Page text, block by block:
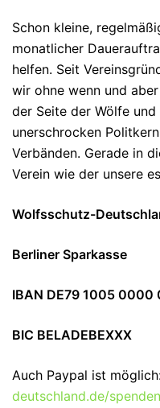
Schon kleine,
monatlicher
helfen. Seit
wir ohne wenn und
der Seite der Wölfe
unerschrocken
Verbänden. Gerade in
Verein wie der unsere
Wolfsschutz-
Berliner Sparkasse
IBAN DE79 1005 0000
BIC BELADEBEXXX
Auch Paypal ist
deutschland.de/